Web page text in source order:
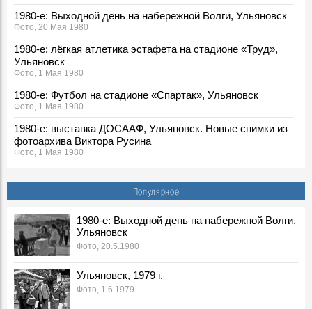
1980-е: Выходной день на набережной Волги, Ульяновск
Фото, 20 Мая 1980
1980-е: лёгкая атлетика эстафета на стадионе «Труд»,
Ульяновск
Фото, 1 Мая 1980
1980-е: Футбол на стадионе «Спартак», Ульяновск
Фото, 1 Мая 1980
1980-е: выставка ДОСААФ, Ульяновск. Новые снимки из
фотоархива Виктора Русина
Фото, 1 Мая 1980
Новые снимки из фотоархива Виктора Русина
Фото, 30 Апреля 1980
1980-е: посевная, Ульяновская область. Новые снимки из
фотоархива Виктора Русина
Фото, 1 Мая 1980
1980-е: на производстве, стройках и в сельском
хозяйстве Ульяновской области. Новые снимки из
фотоархива Виктора Русина
Фото, 1 Мая 1980
Популярное
1980-е: Выходной день на набережной Волги,
Ульяновск
Фото, 20.5.1980
Ульяновск, 1979 г.
Фото, 1.6.1979